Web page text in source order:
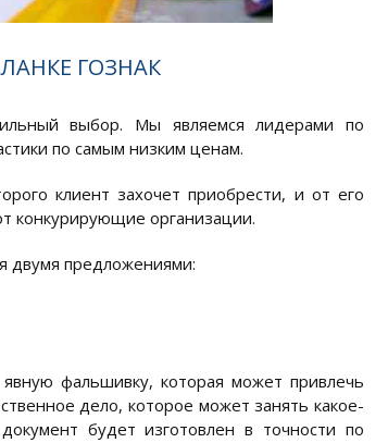
ГОЗНАК
выбор. Мы являемся лидерами по
по самым низким ценам.
клиент захочет приобрести, и от его
конкурирующие организации.
двумя предложениями:
фальшивку, которая может привлечь
дело, которое может занять какое-
будет изготовлен в точности по